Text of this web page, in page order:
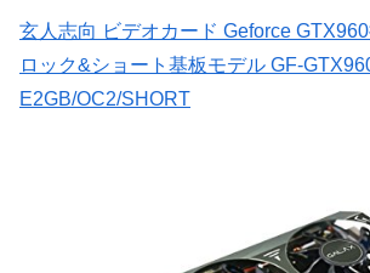
玄人志向 ビデオカード Geforce
ロック&ショート基板モデル GF-
E2GB/OC2/SHORT